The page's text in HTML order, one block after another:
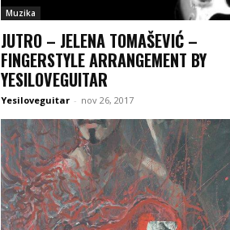
Muzika
JUTRO – JELENA TOMAŠEVIĆ –
FINGERSTYLE ARRANGEMENT BY
YESILOVEGUITAR
Yesiloveguitar - nov 26, 2017